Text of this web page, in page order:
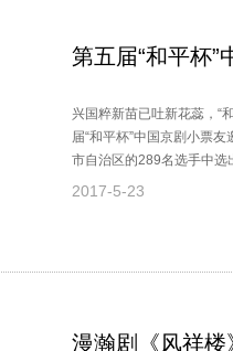
第五届“和平杯
兴国粹新苗已吐新花蕊，“
届“和平杯”中国京剧小票
市自治区的289名选手中选
比赛场面精彩纷呈。看到
2017-5-23
漫瀚剧《风祥